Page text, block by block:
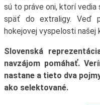
sú to práve oni, ktorí
späť do extraligy. Veď
hokejovej vyspelosti našej
Slovenská
navzájom pomáhať.
nastane a tieto dva
ako selektované.